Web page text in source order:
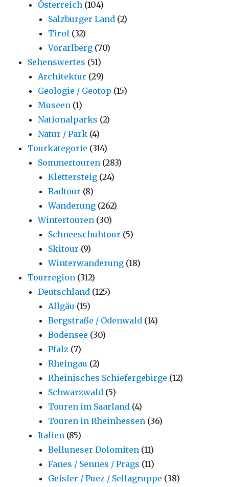
Österreich (104)
Salzburger Land (2)
Tirol (32)
Vorarlberg (70)
Sehenswertes (51)
Architektur (29)
Geologie / Geotop (15)
Museen (1)
Nationalparks (2)
Natur / Park (4)
Tourkategorie (314)
Sommertouren (283)
Klettersteig (24)
Radtour (8)
Wanderung (262)
Wintertouren (30)
Schneeschuhtour (5)
Skitour (9)
Winterwanderung (18)
Tourregion (312)
Deutschland (125)
Allgäu (15)
Bergstraße / Odenwald (14)
Bodensee (30)
Pfalz (7)
Rheingau (2)
Rheinisches Schiefergebirge (12)
Schwarzwald (5)
Touren im Saarland (4)
Touren in Rheinhessen (36)
Italien (85)
Belluneser Dolomiten (11)
Fanes / Sennes / Prags (11)
Geisler / Puez / Sellagruppe (38)